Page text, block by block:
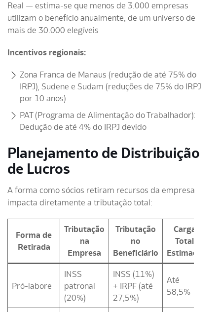
Real — estima-se que menos de 3.000 empresas
utilizam o benefício anualmente, de um universo de
mais de 30.000 elegíveis
Incentivos regionais:
Zona Franca de Manaus (redução de até 75% do
IRPJ), Sudene e Sudam (reduções de 75% do IRPJ
por 10 anos)
PAT (Programa de Alimentação do Trabalhador):
Dedução de até 4% do IRPJ devido
Planejamento de Distribuição
de Lucros
A forma como sócios retiram recursos da empresa
impacta diretamente a tributação total:
Forma de
Retirada
Tributação
na
Empresa
Tributação
no
Beneficiário
Carga
Total
Estimada
Pró-labore
INSS
patronal
(20%)
INSS (11%)
+ IRPF (até
27,5%)
Até
58,5%